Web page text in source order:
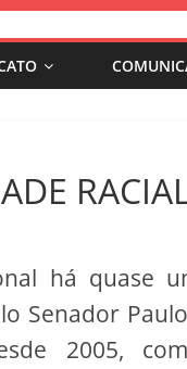
há quase
Senador
2005,